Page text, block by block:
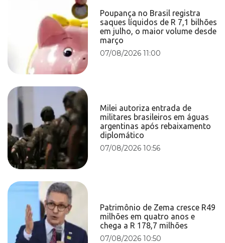
Poupança no Brasil registra
saques líquidos de R 7,1 bilhões
em julho, o maior volume desde
março
07/08/2026 11:00
Milei autoriza entrada de
militares brasileiros em águas
argentinas após rebaixamento
diplomático
07/08/2026 10:56
Patrimônio de Zema cresce R49
milhões em quatro anos e
chega a R 178,7 milhões
07/08/2026 10:50